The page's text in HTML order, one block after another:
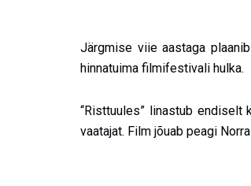
Järgmise viie aastaga
hinnatuima filmifestivali hulka.
“Risttuules” linastub
vaatajat. Film jõuab peagi